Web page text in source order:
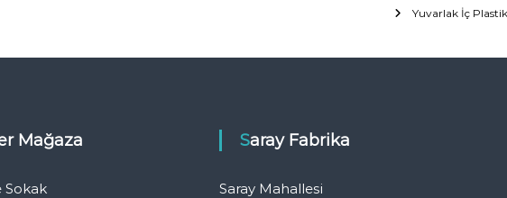
Yuvarlak İç
Mağaza
Sokak
Saray Fabrika
Saray Mahallesi